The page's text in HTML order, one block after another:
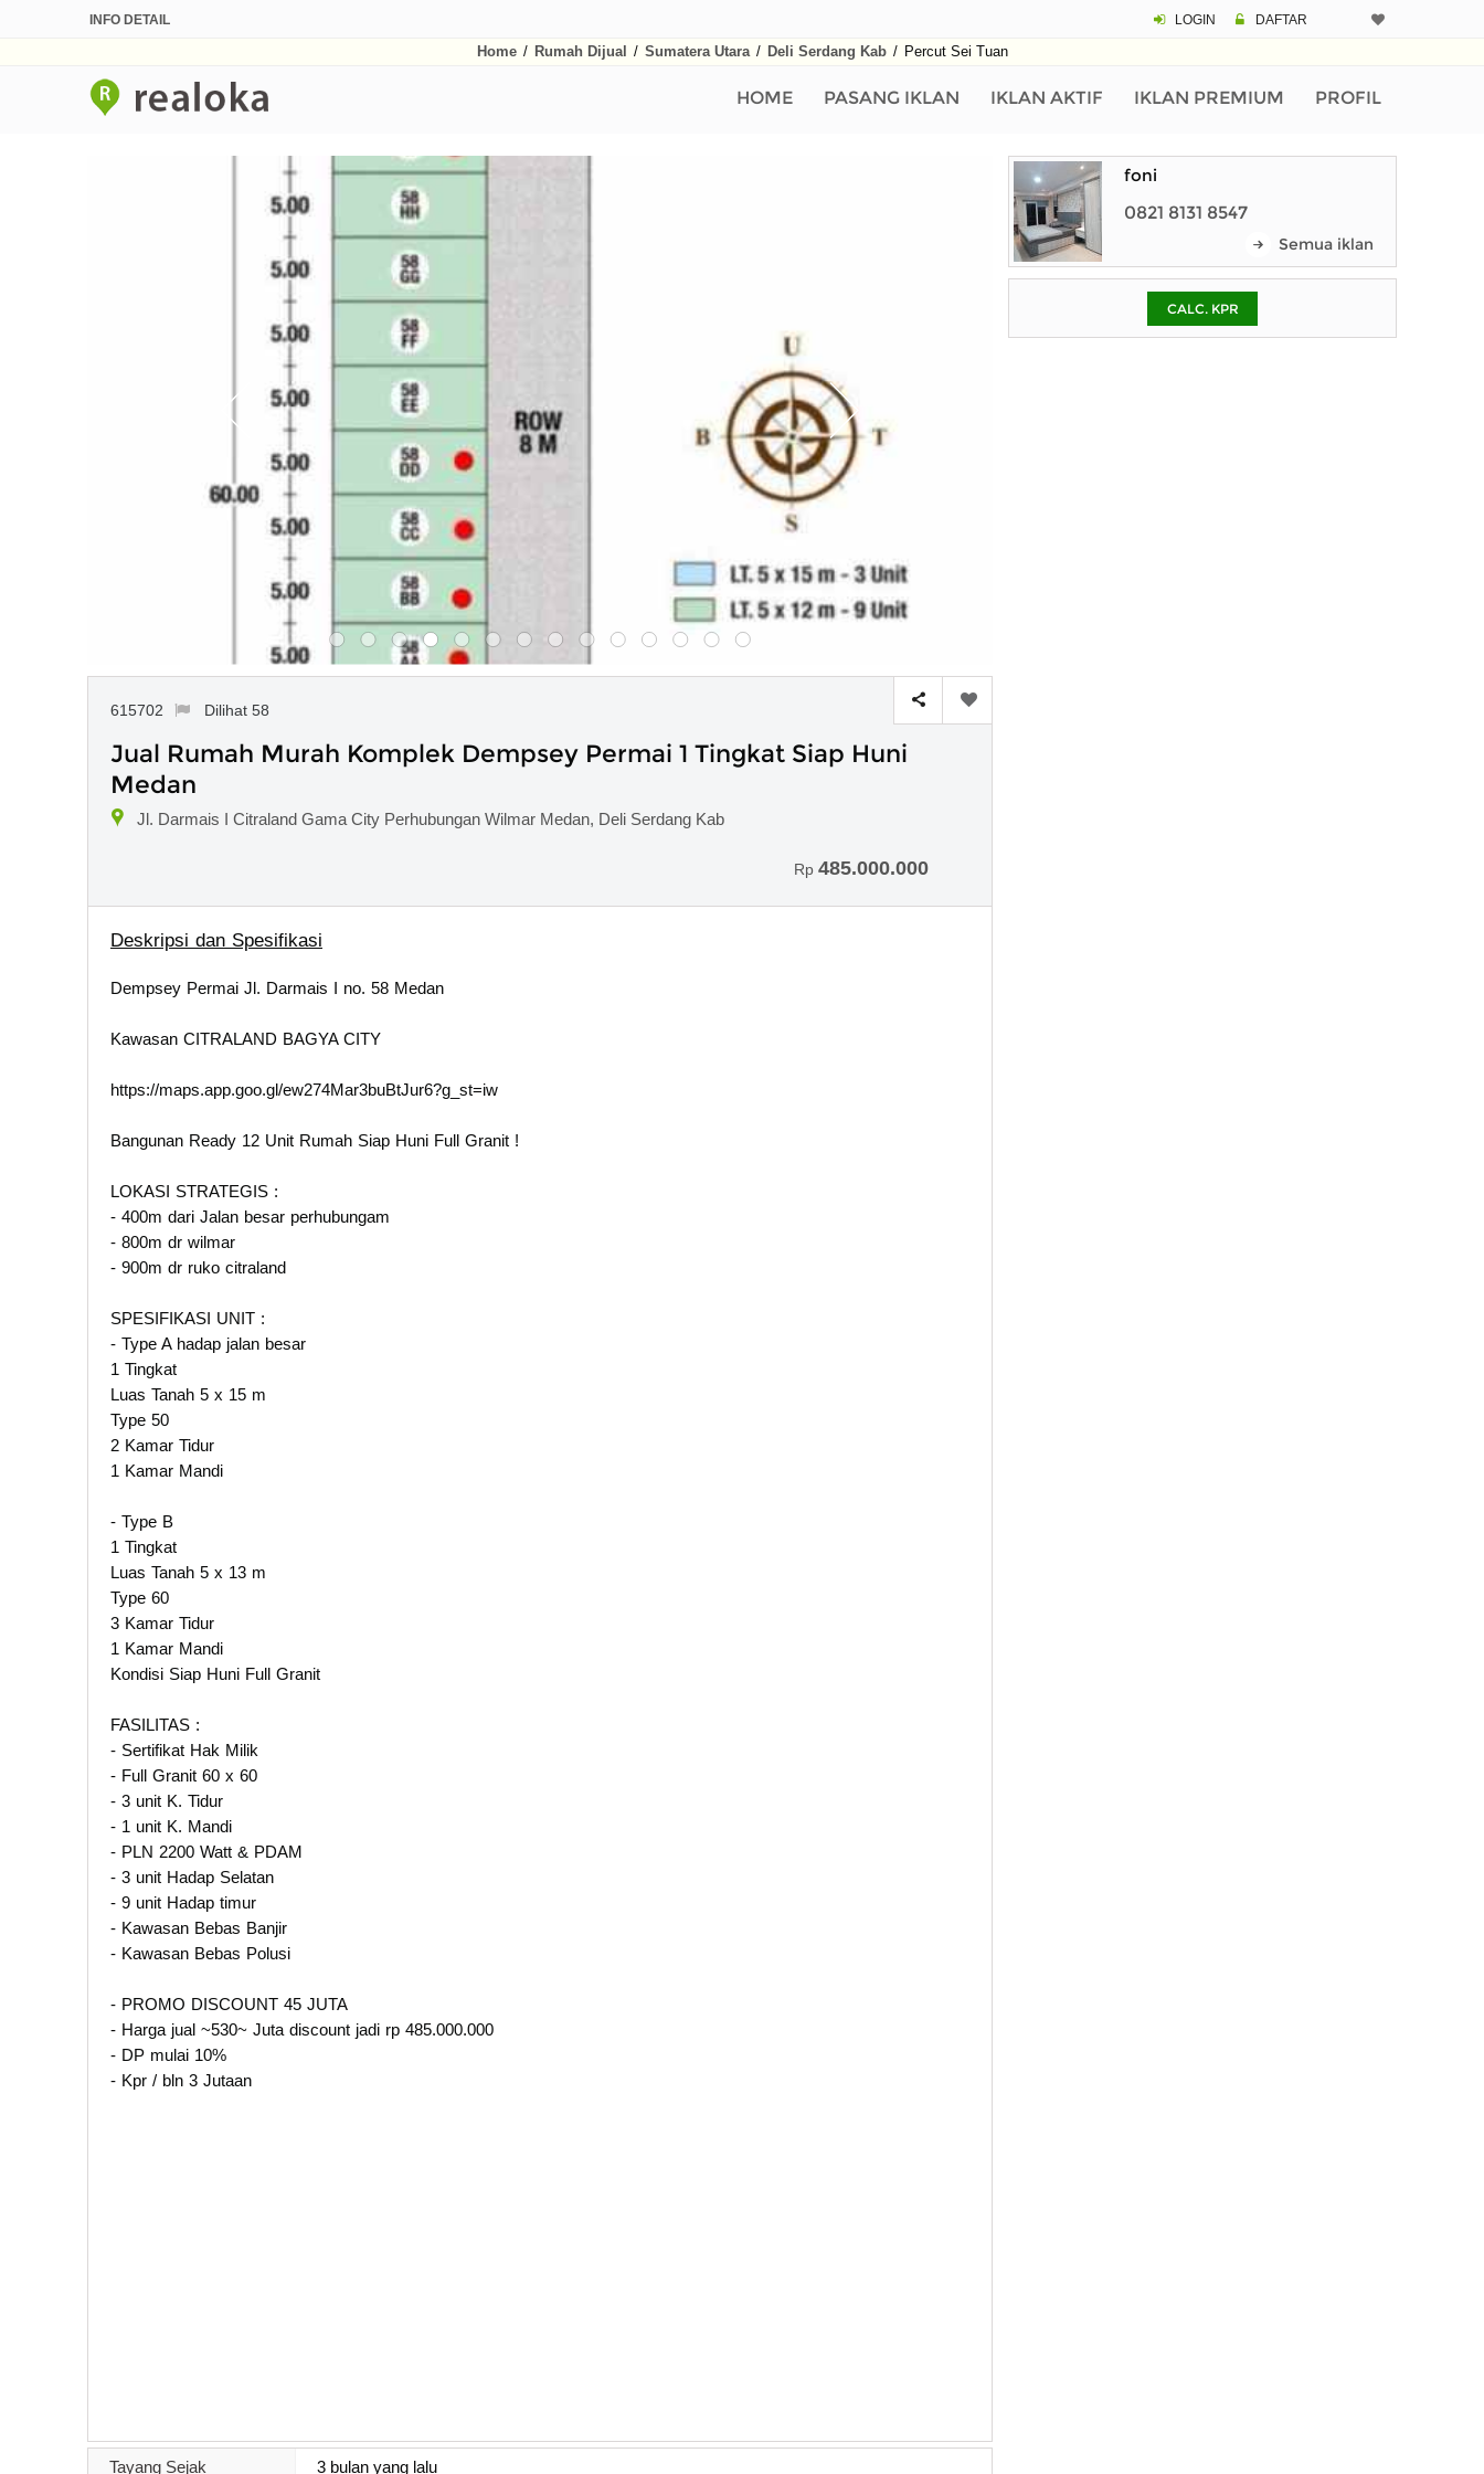
INFO DETAIL LOGIN DAFTAR
Home / Rumah Dijual / Sumatera Utara / Deli Serdang Kab / Percut Sei Tuan
HOME PASANG IKLAN IKLAN AKTIF IKLAN PREMIUM PROFIL
615702 Dilihat 58
Jual Rumah Murah Komplek Dempsey Permai 1 Tingkat Siap Huni
Medan
Jl. Darmais I Citraland Gama City Perhubungan Wilmar Medan, Deli Serdang Kab
Rp 485.000.000
Deskripsi dan Spesifikasi
Dempsey Permai Jl. Darmais I no. 58 Medan
Kawasan CITRALAND BAGYA CITY
https://maps.app.goo.gl/ew274Mar3buBtJur6?g_st=iw
Bangunan Ready 12 Unit Rumah Siap Huni Full Granit !
LOKASI STRATEGIS :
- 400m dari Jalan besar perhubungam
- 800m dr wilmar
- 900m dr ruko citraland
SPESIFIKASI UNIT :
- Type A hadap jalan besar
1 Tingkat
Luas Tanah 5 x 15 m
Type 50
2 Kamar Tidur
1 Kamar Mandi
- Type B
1 Tingkat
Luas Tanah 5 x 13 m
Type 60
3 Kamar Tidur
1 Kamar Mandi
Kondisi Siap Huni Full Granit
FASILITAS :
- Sertifikat Hak Milik
- Full Granit 60 x 60
- 3 unit K. Tidur
- 1 unit K. Mandi
- PLN 2200 Watt & PDAM
- 3 unit Hadap Selatan
- 9 unit Hadap timur
- Kawasan Bebas Banjir
- Kawasan Bebas Polusi
- PROMO DISCOUNT 45 JUTA
- Harga jual ~530~ Juta discount jadi rp 485.000.000
- DP mulai 10%
- Kpr / bln 3 Jutaan
Tayang Sejak 3 bulan yang lalu
Pinjaman (PIN)
pada kotak-
foni
0821 8131 8547
Semua iklan
CALC. KPR